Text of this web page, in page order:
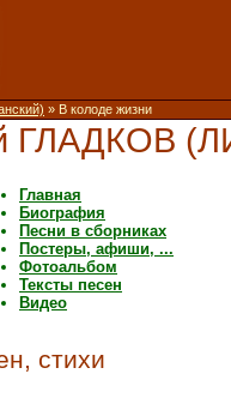
» В колоде жизни
ГЛАДКОВ
Главная
Биография
Песни в сборниках
Постеры, афиши, ...
Фотоальбом
Тексты песен
Видео
стихи